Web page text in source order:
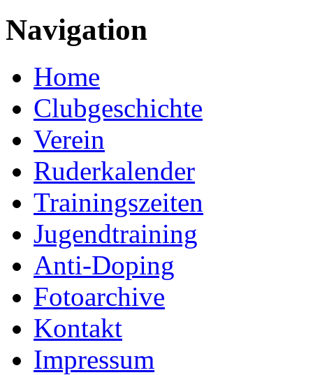
Navigation
Home
Clubgeschichte
Verein
Ruderkalender
Trainingszeiten
Jugendtraining
Anti-Doping
Fotoarchive
Kontakt
Impressum